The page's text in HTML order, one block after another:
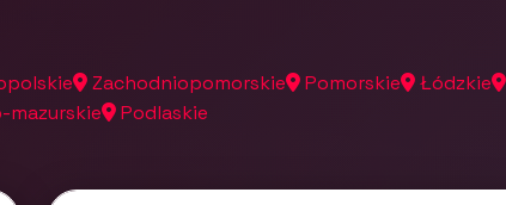
Zachodniopomorskie Pomorskie Łódzkie
mazurskie Podlaskie